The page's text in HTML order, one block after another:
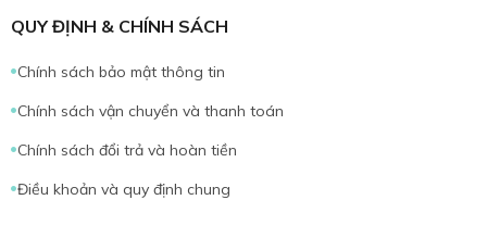
QUY ĐỊNH & CHÍNH SÁCH
Chính sách bảo mật thông tin
Chính sách vận chuyển và thanh toán
Chính sách đổi trả và hoàn tiền
Điều khoản và quy định chung